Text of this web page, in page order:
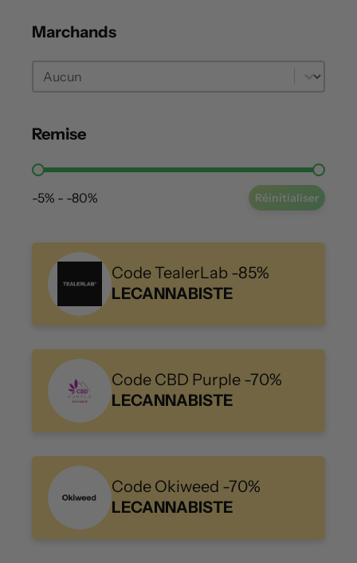
Marchands
Marchands
Marchands
Remise
Remise
-5% - -80% Réinitialiser
Code TealerLab -85%
LECANNABISTE
Code CBD Purple -70%
LECANNABISTE
Code Okiweed -70%
LECANNABISTE